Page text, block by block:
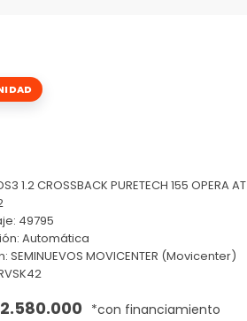
1.2 CROSSBACK PURETECH 155 OPERA AT
49795
Automática
SEMINUEVOS MOVICENTER (Movicenter)